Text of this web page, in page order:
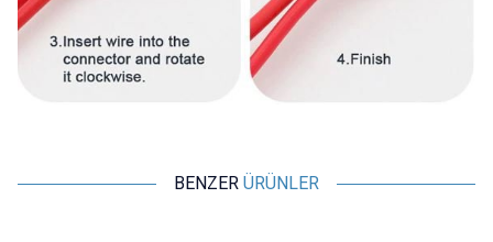
BENZER ÜRÜNLER